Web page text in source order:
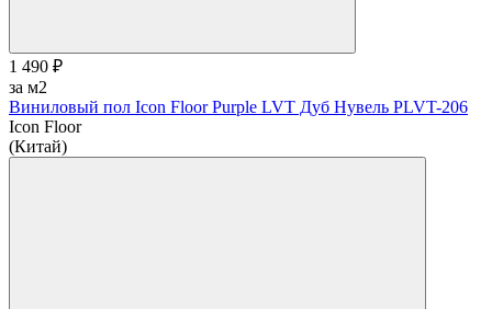
1 490 ₽
за м2
Виниловый пол Icon Floor Purple LVT Дуб Нувель PLVT-206
Icon Floor
(Китай)